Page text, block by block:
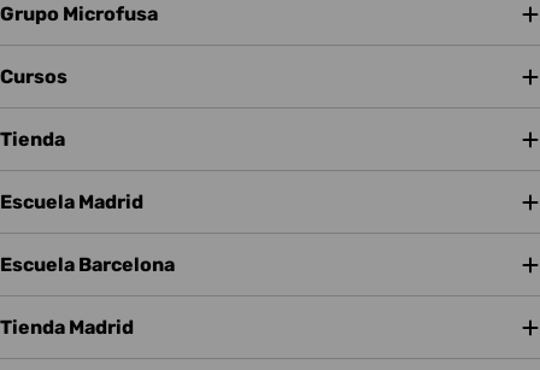
Grupo Microfusa
Cursos
Tienda
Escuela Madrid
Escuela Barcelona
Tienda Madrid